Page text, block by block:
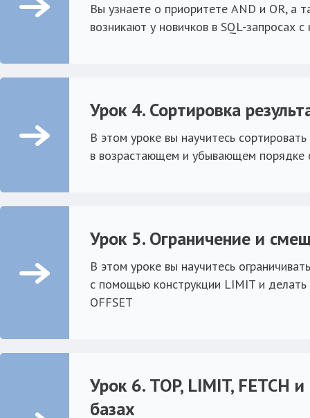
Вы узнаете о приоритете AND и OR, а
возникают у новичков в SQL-запросах
Урок 4. Сортировка
В этом уроке вы научитесь
в возрастающем и убывающем порядке
Урок 5. Ограничение и
В этом уроке вы научитесь
с помощью конструкции LIMIT и
OFFSET
Урок 6. TOP, LIMIT, FETCH
базах